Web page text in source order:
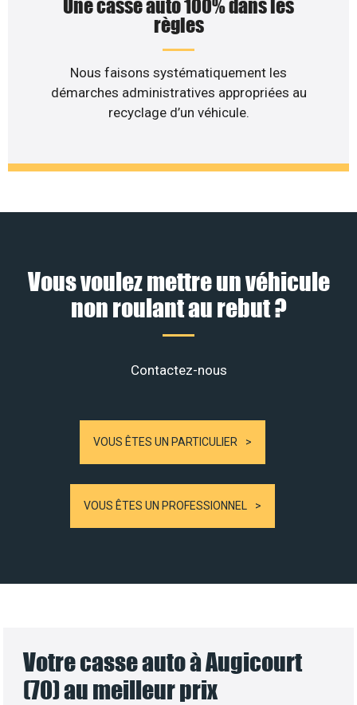
Une casse auto 100% dans les
règles
Nous faisons systématiquement les
démarches administratives appropriées au
recyclage d’un véhicule.
Vous voulez mettre un véhicule
non roulant au rebut ?
Contactez-nous
VOUS ÊTES UN PARTICULIER
VOUS ÊTES UN PROFESSIONNEL
Votre casse auto à Augicourt
(70) au meilleur prix